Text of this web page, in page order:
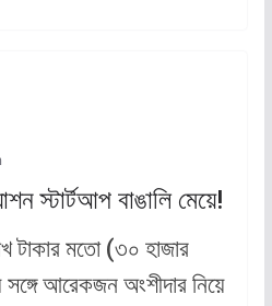
স্টার্টআপ বাঙালি মেয়ে!
টাকার মতো (৩০ হাজার
সঙ্গে আরেকজন অংশীদার নিয়ে